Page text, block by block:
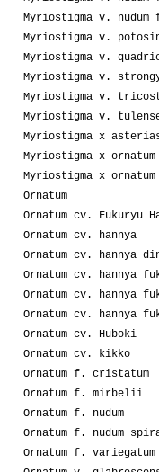
Myriostigma v.
Myriostigma v.
Myriostigma v.
Myriostigma v.
Myriostigma v.
Myriostigma v.
Myriostigma x
Myriostigma x ornatum
Myriostigma x ornatum
Ornatum
Ornatum cv. Fukuryu
Ornatum cv. hannya
Ornatum cv. hannya
Ornatum cv. hannya
Ornatum cv. hannya
Ornatum cv. hannya
Ornatum cv. Huboki
Ornatum cv. kikko
Ornatum f. cristatum
Ornatum f. mirbelii
Ornatum f. nudum
Ornatum f. nudum
Ornatum f. variegatum